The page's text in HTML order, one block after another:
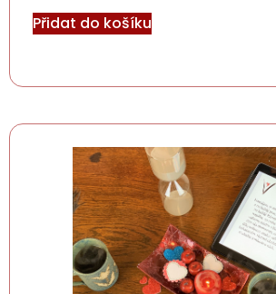
Přidat do košíku